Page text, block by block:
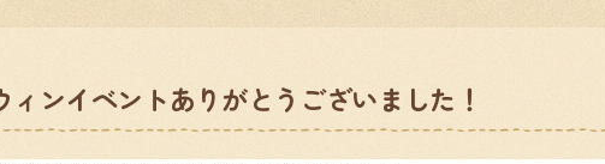
ィンイベントありがとうございました！